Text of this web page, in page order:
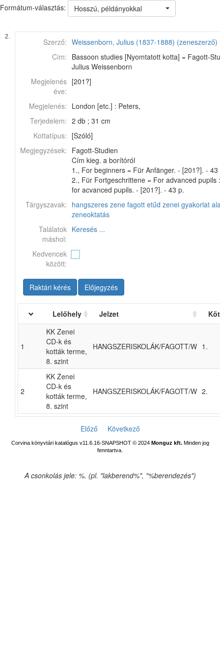
Formátum-választás: Hosszú, példányokkal
2.
Szerző: Weissenborn, Julius (1837-1888) (zeneszerző)
Cím: Bassoon studies [Nyomtatott kotta] = Fagott-
Julius Weissenborn
Megjelenés
éve:
[201?]
Megjelenés: London [etc.] : Peters,
Terjedelem: 2 db ; 31 cm
Kottatípus: [Szóló]
Megjegyzések: Fagott-Studien
Cím kieg. a borítóról
1., For beginners = Für Anfänger. - [201?]. - 43
2., Für Fortgeschrittene = For advanced pupils
for acvanced pupils. - [201?]. - 43 p.
Tárgyszavak: hangszeres zene fagott etűd zenei gyakorlat
zeneoktatás
Találatok
máshol:
Keresés ...
Kedvencek
között:
Raktári kérés Előjegyzés
Lelőhely Jelzet
1
KK Zenei
CD-k és
kották terme,
8. szint
HANGSZERISKOLÁK/FAGOTT/W 1.
2
KK Zenei
CD-k és
kották terme,
8. szint
HANGSZERISKOLÁK/FAGOTT/W 2.
Előző Következő
Corvina könyvtári katalógus v11.6.16-SNAPSHOT© 2024 Monguz kft.Minden jog
fenntartva.
A csonkolás jele: %. (pl. "lakberend%", "%berendezés")